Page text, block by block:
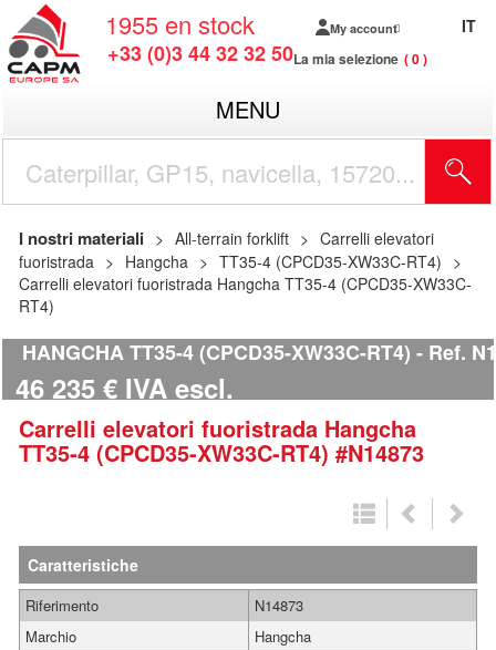
1955 en stock
+33 (0)3 44 32 32 50
My account
La mia selezione 0
IT
MENU
I nostri materiali All-terrain forklift
Carrelli elevatori
fuoristrada
Hangcha
TT35-4 (CPCD35-XW33C-RT4)
Carrelli elevatori fuoristrada Hangcha TT35-4 (CPCD35-XW33C-
RT4)
HANGCHA TT35-4 (CPCD35-XW33C-RT4) Ref.
46 235 € IVA escl.
Carrelli elevatori fuoristrada Hangcha
TT35-4 (CPCD35-XW33C-RT4) #N14873
Caratteristiche
Riferimento
N14873
Marchio
Hangcha